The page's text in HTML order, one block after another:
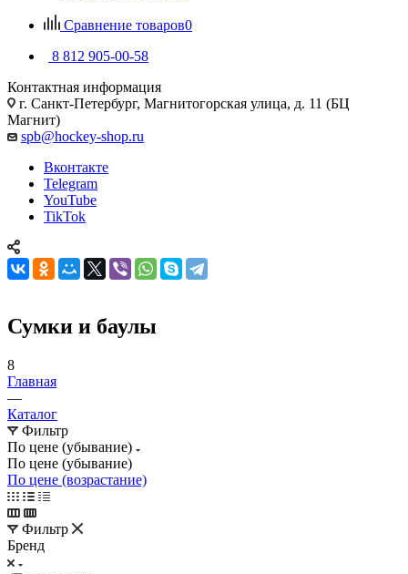
Сравнение товаров0
8 812 905-00-58
Контактная информация
г. Санкт-Петербург, Магнитогорская улица, д. 11 (БЦ
Магнит)
spb@hockey-shop.ru
Вконтакте
Telegram
YouTube
TikTok
Сумки и баулы
8
Главная
—
Каталог
Фильтр
По цене (убывание)
По цене (убывание)
По цене (возрастание)
Фильтр
Бренд